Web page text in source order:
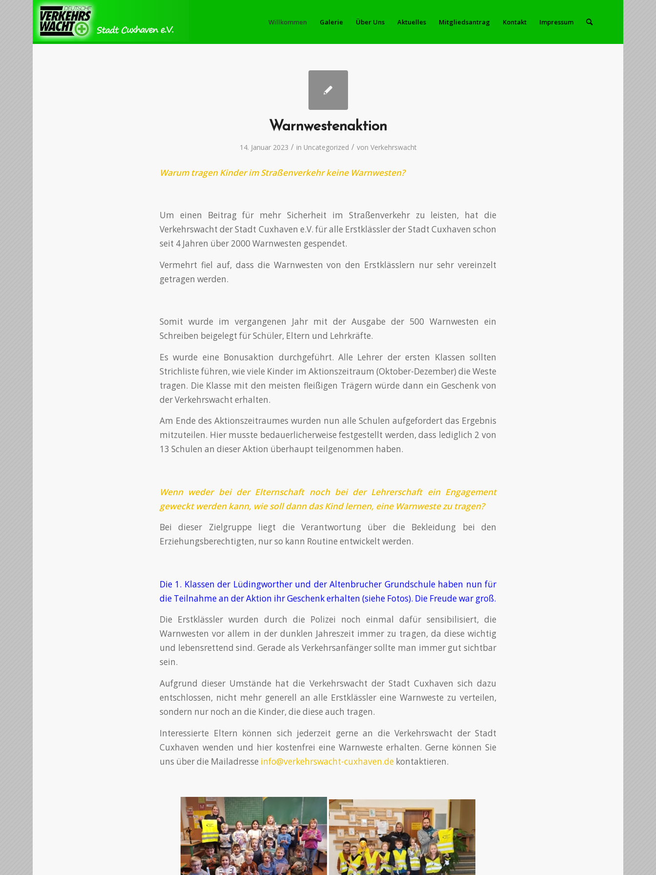
Willkommen Galerie Über Uns Aktuelles Mitgliedsantrag Kontakt Impressum
Warnwestenaktion
14. Januar 2023 / in Uncategorized / von Verkehrswacht
Warum tragen Kinder im Straßenverkehr keine Warnwesten?
Um einen Beitrag für mehr Sicherheit im Straßenverkehr zu leisten, hat die
Verkehrswacht der Stadt Cuxhaven e.V. für alle Erstklässler der Stadt Cuxhaven schon
seit 4 Jahren über 2000 Warnwesten gespendet.
Vermehrt fiel auf, dass die Warnwesten von den Erstklässlern nur sehr vereinzelt
getragen werden.
Somit wurde im vergangenen Jahr mit der Ausgabe der 500 Warnwesten ein
Schreiben beigelegt für Schüler, Eltern und Lehrkräfte.
Es wurde eine Bonusaktion durchgeführt. Alle Lehrer der ersten Klassen sollten
Strichliste führen, wie viele Kinder im Aktionszeitraum (Oktober-Dezember) die Weste
tragen. Die Klasse mit den meisten fleißigen Trägern würde dann ein Geschenk von
der Verkehrswacht erhalten.
Am Ende des Aktionszeitraumes wurden nun alle Schulen aufgefordert das Ergebnis
mitzuteilen. Hier musste bedauerlicherweise festgestellt werden, dass lediglich 2 von
13 Schulen an dieser Aktion überhaupt teilgenommen haben.
Wenn weder bei der Elternschaft noch bei der Lehrerschaft ein Engagement
geweckt werden kann, wie soll dann das Kind lernen, eine Warnweste zu tragen?
Bei dieser Zielgruppe liegt die Verantwortung über die Bekleidung bei den
Erziehungsberechtigten, nur so kann Routine entwickelt werden.
Die 1. Klassen der Lüdingworther und der Altenbrucher Grundschule haben nun für
die Teilnahme an der Aktion ihr Geschenk erhalten (siehe Fotos). Die Freude war groß.
Die Erstklässler wurden durch die Polizei noch einmal dafür sensibilisiert, die
Warnwesten vor allem in der dunklen Jahreszeit immer zu tragen, da diese wichtig
und lebensrettend sind. Gerade als Verkehrsanfänger sollte man immer gut sichtbar
sein.
Aufgrund dieser Umstände hat die Verkehrswacht der Stadt Cuxhaven sich dazu
entschlossen, nicht mehr generell an alle Erstklässler eine Warnweste zu verteilen,
sondern nur noch an die Kinder, die diese auch tragen.
Interessierte Eltern können sich jederzeit gerne an die Verkehrswacht der Stadt
Cuxhaven wenden und hier kostenfrei eine Warnweste erhalten. Gerne können Sie
uns über die Mailadresse info@verkehrswacht-cuxhaven.de kontaktieren.